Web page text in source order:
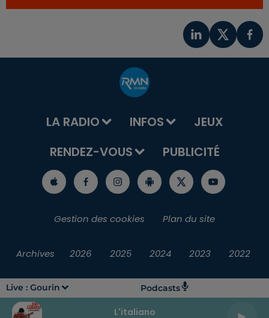
Live : Gourin Podcasts
L'italiano
LA RADIO INFOS
JEUX
RENDEZ-VOUS
PUBLICITÉ
Gestion des cookies Plan du site
Archives 2026 2025 2024 2023 2022